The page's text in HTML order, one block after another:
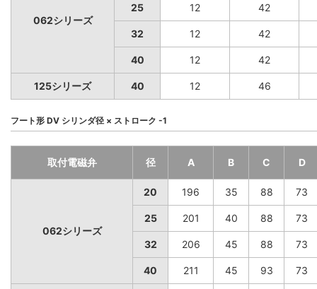
062シリーズ
25 12 42
32 12 42
40 12 42
125シリーズ 40 12 46
フート形 DV シリンダ径 × ストローク -1
取付電磁弁 径 A B C D
062シリーズ
20 196 35 88 73
25 201 40 88 73
32 206 45 88 73
40 211 45 93 73